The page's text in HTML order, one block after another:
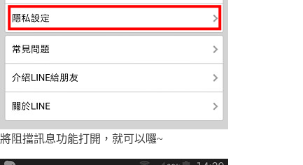
將阻擋訊息功能打開，就可以囉~